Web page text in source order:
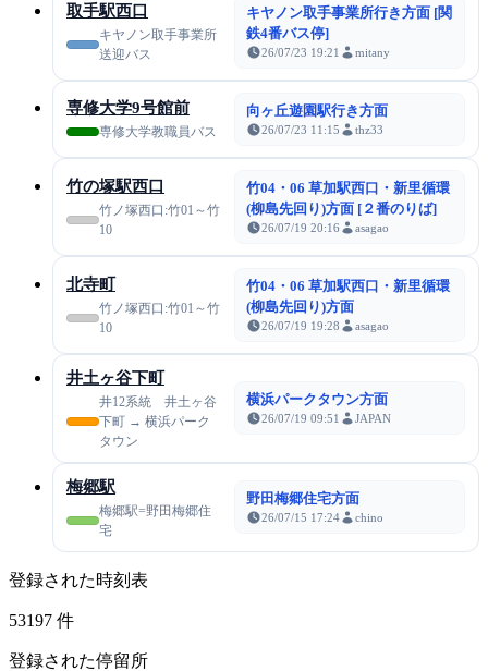
取手駅西口
キヤノン取手事業所
送迎バス
キヤノン取手事業所行き方面 [関
鉄4番バス停]
26/07/23 19:21 mitany
専修大学9号館前
専修大学教職員バス
向ヶ丘遊園駅行き方面
26/07/23 11:15 thz33
竹の塚駅西口
竹ノ塚西口:竹01～竹
10
竹04・06 草加駅西口・新里循環
(柳島先回り)方面 [２番のりば]
26/07/19 20:16 asagao
北寺町
竹ノ塚西口:竹01～竹
10
竹04・06 草加駅西口・新里循環
(柳島先回り)方面
26/07/19 19:28 asagao
井土ヶ谷下町
井12系統 井土ヶ谷
下町 → 横浜パーク
タウン
横浜パークタウン方面
26/07/19 09:51 JAPAN
梅郷駅
梅郷駅=野田梅郷住
宅
野田梅郷住宅方面
26/07/15 17:24 chino
登録された時刻表
53197 件
登録された停留所